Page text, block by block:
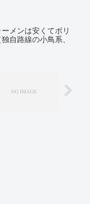
ーメンは安くてボリ
自路線の小鳥系、